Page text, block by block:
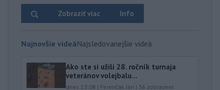
Info
Zobraziť viac
Najnovšie videáNajsledovanejšie videá
Ako ste si užili 28. ročník turnaja
veteránov volejbalu...
dnes 13:08 | Ferenčák Ján | 36 zobrazení